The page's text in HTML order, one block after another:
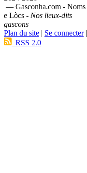
— Gasconha.com - Noms
e Lòcs - Nos lieux-dits
gascons
Plan du site | Se connecter|
RSS 2.0